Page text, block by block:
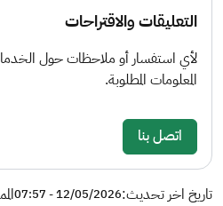
التعليقات والاقتراحات
لأي استفسار أو ملاحظات حول
المعلومات المطلوبة.
اتصل بنا
تاريخ اخر تحديث:12/05/2026 - 07:57